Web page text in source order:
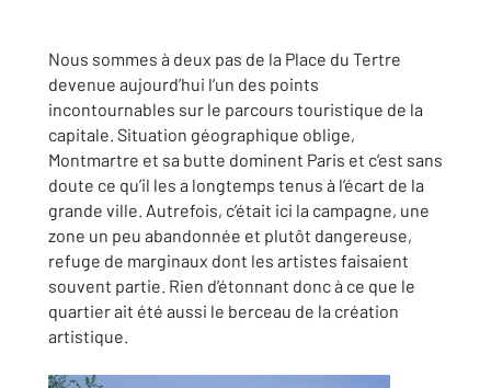
Nous sommes à deux pas de la Place du Tertre
devenue aujourd’hui l’un des points
incontournables sur le parcours touristique de la
capitale. Situation géographique oblige,
Montmartre et sa butte dominent Paris et c’est sans
doute ce qu’il les a longtemps tenus à l’écart de la
grande ville. Autrefois, c’était ici la campagne, une
zone un peu abandonnée et plutôt dangereuse,
refuge de marginaux dont les artistes faisaient
souvent partie. Rien d’étonnant donc à ce que le
quartier ait été aussi le berceau de la création
artistique.